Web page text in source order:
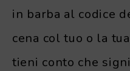
in barba al codice
cena col tuo o la
tieni conto che